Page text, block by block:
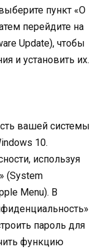
пункт «О
перейдите на
Update), чтобы
и установить их.
вашей системы
10.
используя
(System
Menu). В
пароль для
функцию